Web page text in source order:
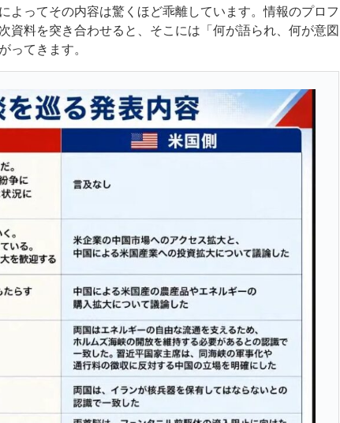
よってその内容は驚くほど乖離しています。情報のプロフ
資料を突き合わせると、そこには「何が語られ、何が意図
ってきます。